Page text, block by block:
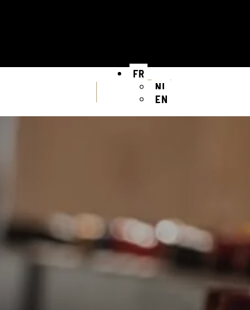
FR
NL
EN